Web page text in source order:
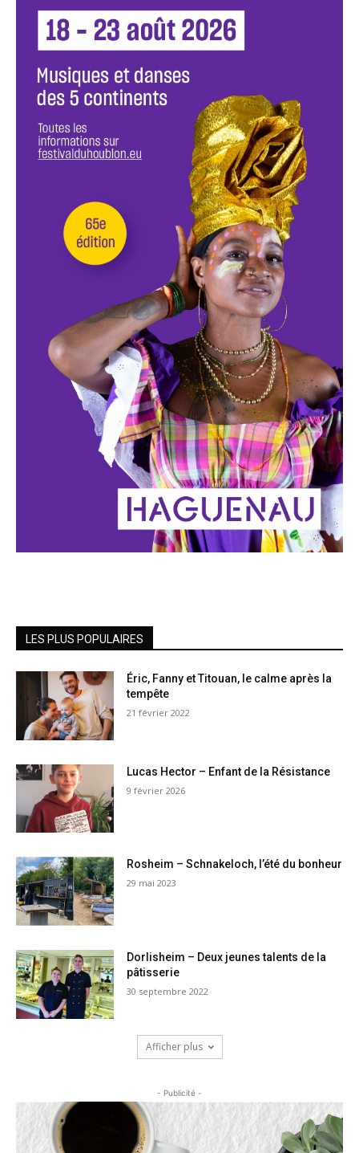
LES PLUS POPULAIRES
Éric, Fanny et Titouan, le calme après la
tempête
21 février 2022
Lucas Hector – Enfant de la Résistance
9 février 2026
Rosheim – Schnakeloch, l’été du bonheur
29 mai 2023
Dorlisheim – Deux jeunes talents de la
pâtisserie
30 septembre 2022
Afficher plus
- Publicité -